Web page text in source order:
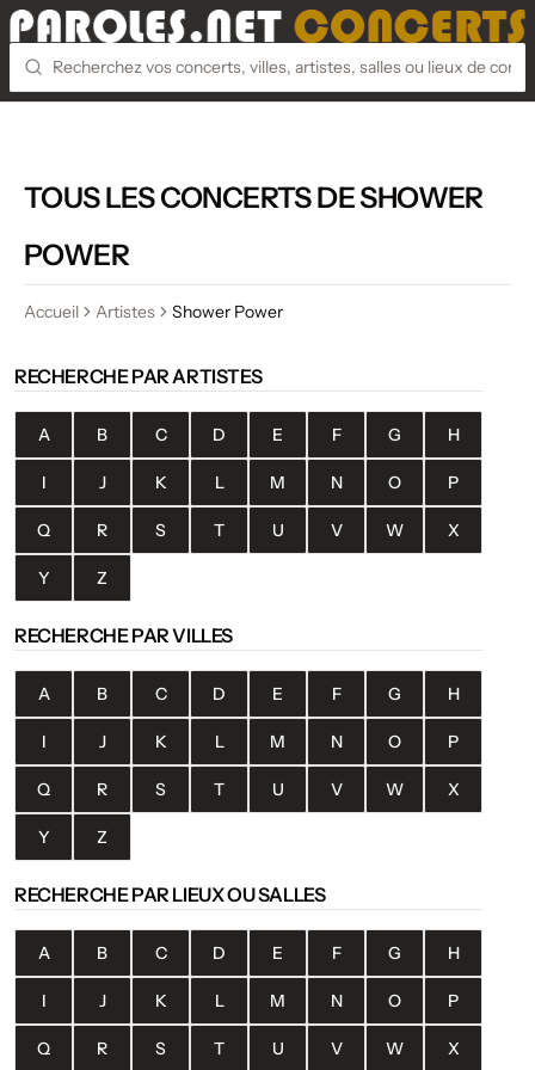
TOUS LES CONCERTS DE SHOWER
POWER
Accueil Artistes Shower Power
RECHERCHE PAR ARTISTES
A B C D E F G H
I J K L M N O P
Q R S T U V W X
Y Z
RECHERCHE PAR VILLES
A B C D E F G H
I J K L M N O P
Q R S T U V W X
Y Z
RECHERCHE PAR LIEUX OU SALLES
A B C D E F G H
I J K L M N O P
Q R S T U V W X